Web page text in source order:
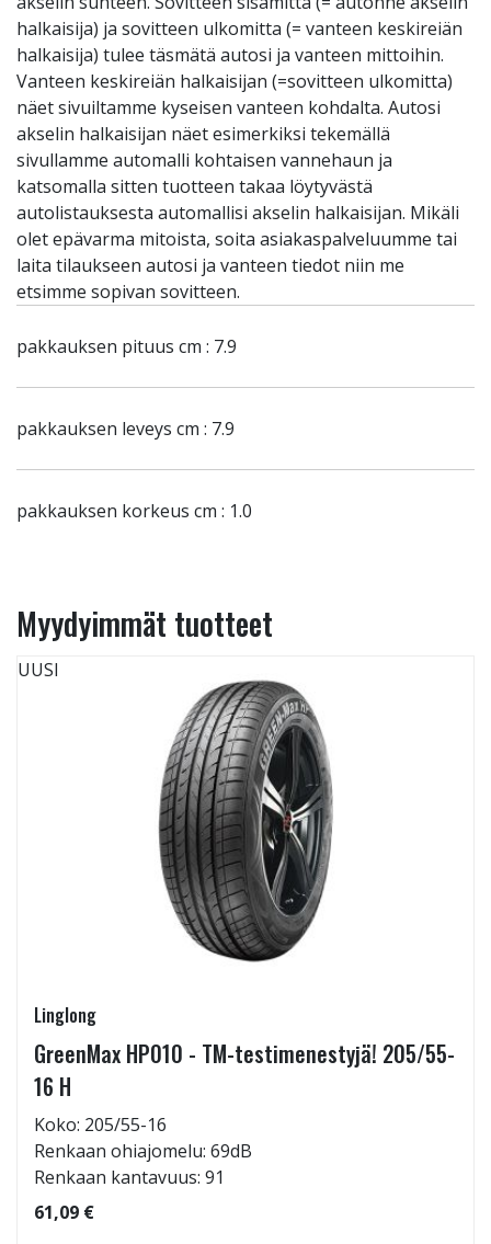
halkaisija) ja sovitteen ulkomitta (= vanteen keskireiän
halkaisija) tulee täsmätä autosi ja vanteen mittoihin.
Vanteen keskireiän halkaisijan (=sovitteen ulkomitta)
näet sivuiltamme kyseisen vanteen kohdalta. Autosi
akselin halkaisijan näet esimerkiksi tekemällä
sivullamme automalli kohtaisen vannehaun ja
katsomalla sitten tuotteen takaa löytyvästä
autolistauksesta automallisi akselin halkaisijan. Mikäli
olet epävarma mitoista, soita asiakaspalveluumme tai
laita tilaukseen autosi ja vanteen tiedot niin me
etsimme sopivan sovitteen.
pakkauksen pituus cm : 7.9
pakkauksen leveys cm : 7.9
pakkauksen korkeus cm : 1.0
Myydyimmät tuotteet
UUSI
Linglong
GreenMax HP010 - TM-testimenestyjä! 205/55-
16 H
Koko: 205/55-16
Renkaan ohiajomelu: 69dB
Renkaan kantavuus: 91
61,09 €